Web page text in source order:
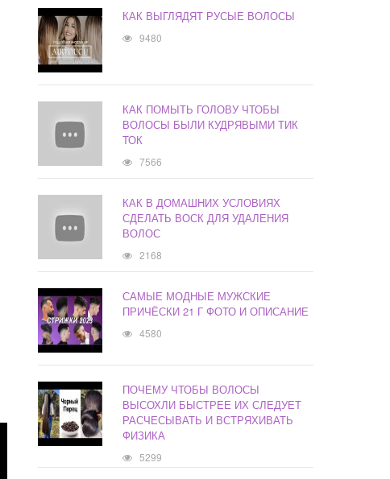
КАК ВЫГЛЯДЯТ РУСЫЕ ВОЛОСЫ
9480
КАК ПОМЫТЬ ГОЛОВУ ЧТОБЫ
ВОЛОСЫ БЫЛИ КУДРЯВЫМИ ТИК
ТОК
7566
КАК В ДОМАШНИХ УСЛОВИЯХ
СДЕЛАТЬ ВОСК ДЛЯ УДАЛЕНИЯ
ВОЛОС
2168
САМЫЕ МОДНЫЕ МУЖСКИЕ
ПРИЧЁСКИ 21 Г ФОТО И ОПИСАНИЕ
4580
ПОЧЕМУ ЧТОБЫ ВОЛОСЫ
ВЫСОХЛИ БЫСТРЕЕ ИХ СЛЕДУЕТ
РАСЧЕСЫВАТЬ И ВСТРЯХИВАТЬ
ФИЗИКА
5299